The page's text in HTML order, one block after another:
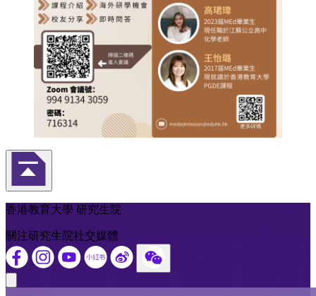
返回頁首
香港教育大學 研究生院
關注研究生院社交媒體
Close modal